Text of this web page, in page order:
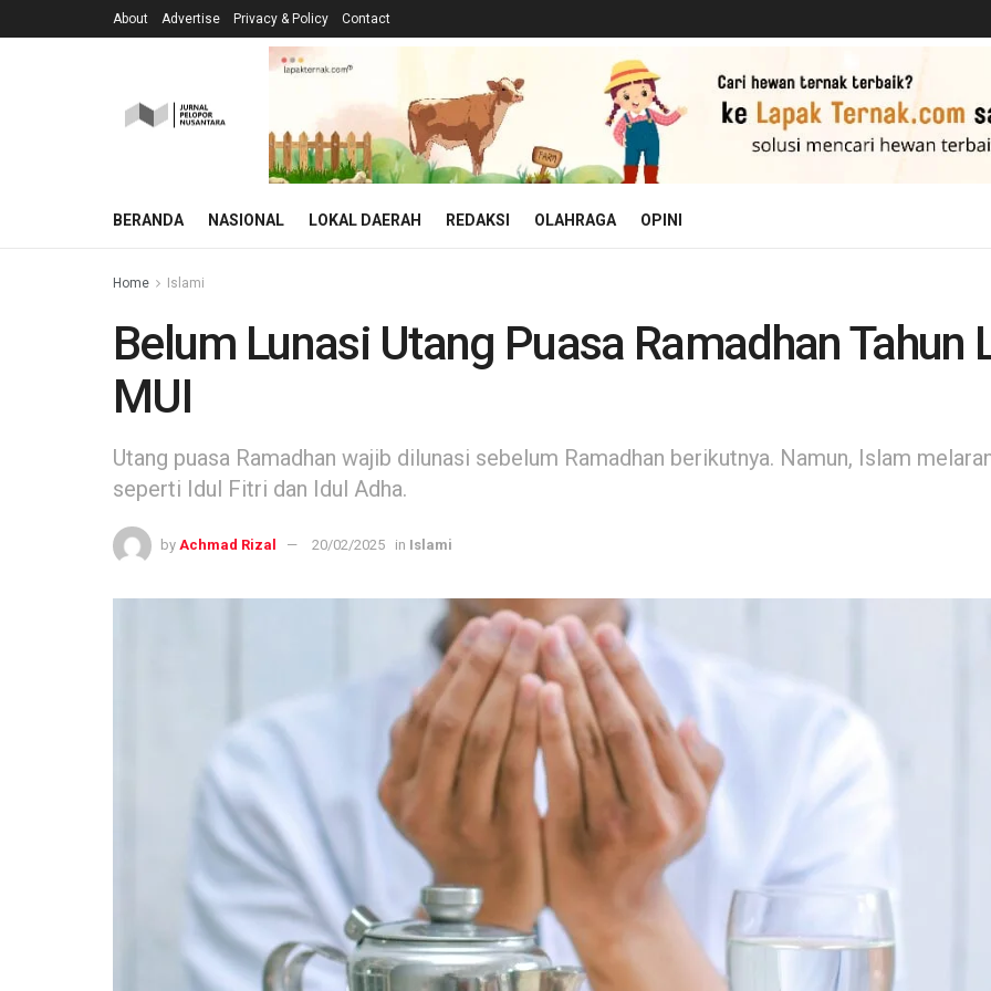
About Advertise Privacy & Policy Contact
BERANDA NASIONAL LOKAL DAERAH REDAKSI OLAHRAGA OPINI
Home Islami
Belum Lunasi Utang Puasa Ramadhan Tahun
MUI
Utang puasa Ramadhan wajib dilunasi sebelum Ramadhan berikutnya. Namun, Islam
seperti Idul Fitri dan Idul Adha.
by Achmad Rizal 20/02/2025 in Islami